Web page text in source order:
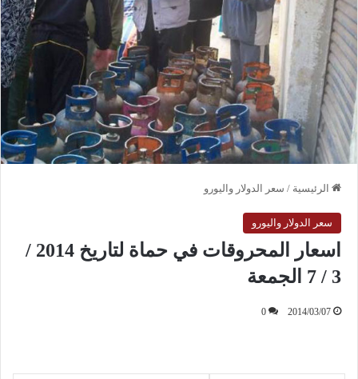
الرئيسية / سعر الدولار واليورو
سعر الدولار واليورو
اسعار المحروقات في حماة لتاريخ 2014 /
3 / 7 الجمعة
2014/03/07
0